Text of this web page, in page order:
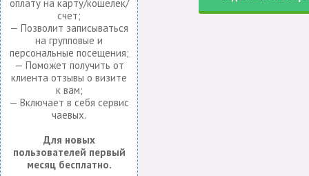
оплату на карту/кошелек/
счет;
— Позволит записываться
на групповые и
персональные посещения;
— Поможет получить от
клиента отзывы о визите
к вам;
— Включает в себя сервис
чаевых.
Для новых
пользователей первый
месяц бесплатно.